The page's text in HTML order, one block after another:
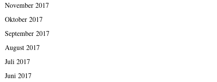
November 2017
Oktober 2017
September 2017
August 2017
Juli 2017
Juni 2017